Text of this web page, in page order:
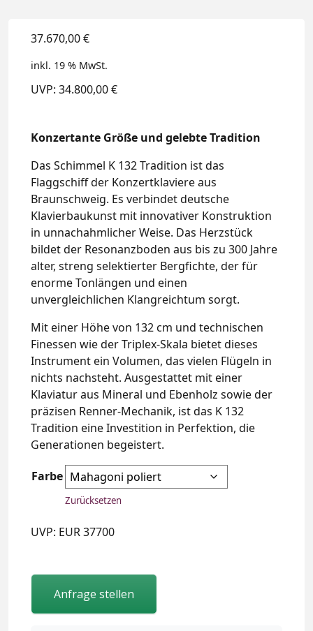
37.670,00€
inkl. 19 % MwSt.
UVP: 34.800,00 €
Konzertante Größe und gelebte Tradition
Das Schimmel K 132 Tradition ist das
Flaggschiff der Konzertklaviere aus
Braunschweig. Es verbindet deutsche
Klavierbaukunst mit innovativer Konstruktion
in unnachahmlicher Weise. Das Herzstück
bildet der Resonanzboden aus bis zu 300 Jahre
alter, streng selektierter Bergfichte, der für
enorme Tonlängen und einen
unvergleichlichen Klangreichtum sorgt.
Mit einer Höhe von 132 cm und technischen
Finessen wie der Triplex-Skala bietet dieses
Instrument ein Volumen, das vielen Flügeln in
nichts nachsteht. Ausgestattet mit einer
Klaviatur aus Mineral und Ebenholz sowie der
präzisen Renner-Mechanik, ist das K 132
Tradition eine Investition in Perfektion, die
Generationen begeistert.
Farbe
Zurücksetzen
UVP: EUR 37700
Anfrage stellen